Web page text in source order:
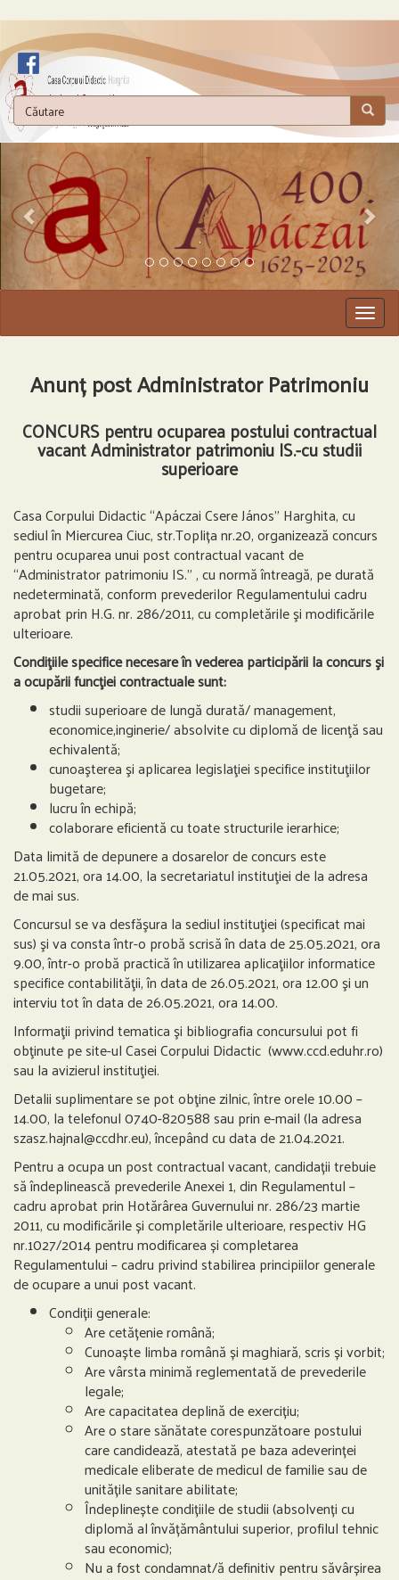
.
Anunț post Administrator Patrimoniu
CONCURS pentru ocuparea postului contractual
vacant Administrator patrimoniu IS.-cu studii
superioare
Casa Corpului Didactic “Apáczai Csere János” Harghita, cu
sediul în Miercurea Ciuc, str.Toplița nr.20, organizează concurs
pentru ocuparea unui post contractual vacant de
“Administrator patrimoniu IS.” , cu normă întreagă, pe durată
nedeterminată, conform prevederilor Regulamentului cadru
aprobat prin H.G. nr. 286/2011, cu completările şi modificările
ulterioare.
Condiţiile specifice necesare în vederea participării la concurs şi
a ocupării funcţiei contractuale sunt:
studii superioare de lungă durată/ management,
economice,inginerie/ absolvite cu diplomă de licenţă sau
echivalentă;
cunoaşterea şi aplicarea legislaţiei specifice instituţiilor
bugetare;
lucru în echipă;
colaborare eficientă cu toate structurile ierarhice;
Data limită de depunere a dosarelor de concurs este
21.05.2021, ora 14.00, la secretariatul instituţiei de la adresa
de mai sus.
Concursul se va desfăşura la sediul instituţiei (specificat mai
sus) şi va consta într-o probă scrisă în data de 25.05.2021, ora
9.00, într-o probă practică în utilizarea aplicaţiilor informatice
specifice contabilităţii, în data de 26.05.2021, ora 12.00 şi un
interviu tot în data de 26.05.2021, ora 14.00.
Informaţii privind tematica şi bibliografia concursului pot fi
obţinute pe site-ul Casei Corpului Didactic (www.ccd.eduhr.ro)
sau la avizierul instituţiei.
Detalii suplimentare se pot obţine zilnic, între orele 10.00 –
14.00, la telefonul 0740-820588 sau prin e-mail (la adresa
szasz.hajnal@ccdhr.eu), începând cu data de 21.04.2021.
Pentru a ocupa un post contractual vacant, candidații trebuie
să îndeplinească prevederile Anexei 1, din Regulamentul –
cadru aprobat prin Hotărârea Guvernului nr. 286/23 martie
2011, cu modificările și completările ulterioare, respectiv HG
nr.1027/2014 pentru modificarea și completarea
Regulamentului – cadru privind stabilirea principiilor generale
de ocupare a unui post vacant.
Condiții generale:
Are cetățenie română;
Cunoaște limba română și maghiară, scris și vorbit;
Are vârsta minimă reglementată de prevederile
legale;
Are capacitatea deplină de exercițiu;
Are o stare sănătate corespunzătoare postului
care candidează, atestată pe baza adeverinței
medicale eliberate de medicul de familie sau de
unitățile sanitare abilitate;
Îndeplinește condițiile de studii (absolvenți cu
diplomă al învățământului superior, profilul tehnic
sau economic);
Nu a fost condamnat/ă definitiv pentru săvârșirea